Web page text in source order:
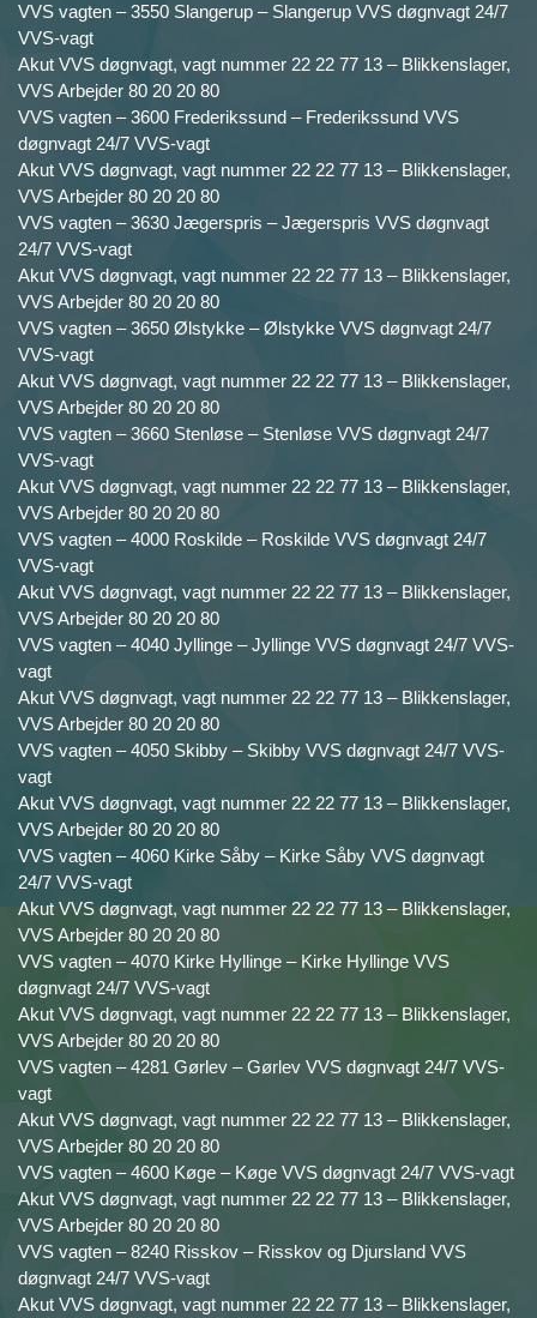
VVS vagten – 3550 Slangerup – Slangerup VVS døgnvagt 24/7
VVS-vagt
Akut VVS døgnvagt, vagt nummer 22 22 77 13 – Blikkenslager,
VVS Arbejder 80 20 20 80
VVS vagten – 3600 Frederikssund – Frederikssund VVS
døgnvagt 24/7 VVS-vagt
Akut VVS døgnvagt, vagt nummer 22 22 77 13 – Blikkenslager,
VVS Arbejder 80 20 20 80
VVS vagten – 3630 Jægerspris – Jægerspris VVS døgnvagt
24/7 VVS-vagt
Akut VVS døgnvagt, vagt nummer 22 22 77 13 – Blikkenslager,
VVS Arbejder 80 20 20 80
VVS vagten – 3650 Ølstykke – Ølstykke VVS døgnvagt 24/7
VVS-vagt
Akut VVS døgnvagt, vagt nummer 22 22 77 13 – Blikkenslager,
VVS Arbejder 80 20 20 80
VVS vagten – 3660 Stenløse – Stenløse VVS døgnvagt 24/7
VVS-vagt
Akut VVS døgnvagt, vagt nummer 22 22 77 13 – Blikkenslager,
VVS Arbejder 80 20 20 80
VVS vagten – 4000 Roskilde – Roskilde VVS døgnvagt 24/7
VVS-vagt
Akut VVS døgnvagt, vagt nummer 22 22 77 13 – Blikkenslager,
VVS Arbejder 80 20 20 80
VVS vagten – 4040 Jyllinge – Jyllinge VVS døgnvagt 24/7 VVS-
vagt
Akut VVS døgnvagt, vagt nummer 22 22 77 13 – Blikkenslager,
VVS Arbejder 80 20 20 80
VVS vagten – 4050 Skibby – Skibby VVS døgnvagt 24/7 VVS-
vagt
Akut VVS døgnvagt, vagt nummer 22 22 77 13 – Blikkenslager,
VVS Arbejder 80 20 20 80
VVS vagten – 4060 Kirke Såby – Kirke Såby VVS døgnvagt
24/7 VVS-vagt
Akut VVS døgnvagt, vagt nummer 22 22 77 13 – Blikkenslager,
VVS Arbejder 80 20 20 80
VVS vagten – 4070 Kirke Hyllinge – Kirke Hyllinge VVS
døgnvagt 24/7 VVS-vagt
Akut VVS døgnvagt, vagt nummer 22 22 77 13 – Blikkenslager,
VVS Arbejder 80 20 20 80
VVS vagten – 4281 Gørlev – Gørlev VVS døgnvagt 24/7 VVS-
vagt
Akut VVS døgnvagt, vagt nummer 22 22 77 13 – Blikkenslager,
VVS Arbejder 80 20 20 80
VVS vagten – 4600 Køge – Køge VVS døgnvagt 24/7 VVS-vagt
Akut VVS døgnvagt, vagt nummer 22 22 77 13 – Blikkenslager,
VVS Arbejder 80 20 20 80
VVS vagten – 8240 Risskov – Risskov og Djursland VVS
døgnvagt 24/7 VVS-vagt
Akut VVS døgnvagt, vagt nummer 22 22 77 13 – Blikkenslager,